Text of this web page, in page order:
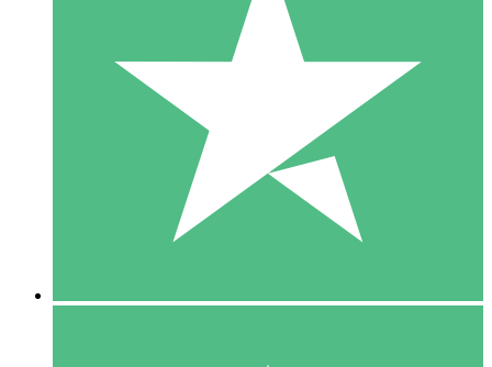
Pacotes de Créditos Individuais
Pague conforme o uso com créditos de download. Sem
1000